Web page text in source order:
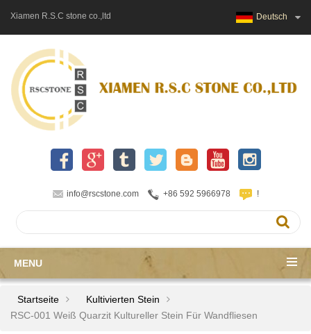
Xiamen R.S.C stone co.,ltd Deutsch
info@rscstone.com +86 592 5966978 !
MENU
Startseite
Kultivierten Stein
RSC-001 Weiß Quarzit Kultureller Stein Für Wandfliesen